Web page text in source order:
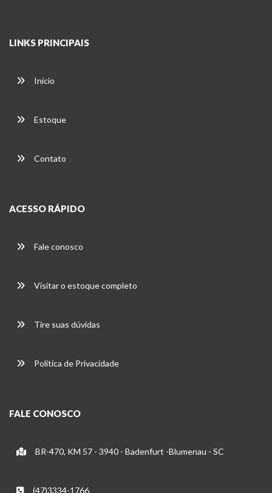
LINKS PRINCIPAIS
Início
Estoque
Contato
ACESSO RÁPIDO
Fale conosco
Visitar o estoque completo
Tire suas dúvidas
Política de Privacidade
FALE CONOSCO
BR-470, KM 57 - 3940 - Badenfurt -Blumenau - SC
(47)3334-1766